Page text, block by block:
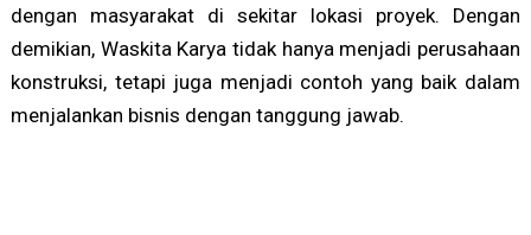
dengan masyarakat di sekitar lokasi proyek. Dengan
demikian, Waskita Karya tidak hanya menjadi perusahaan
konstruksi, tetapi juga menjadi contoh yang baik dalam
menjalankan bisnis dengan tanggung jawab.